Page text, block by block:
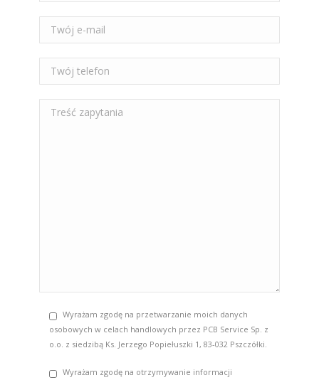
Wyrażam zgodę na przetwarzanie moich danych
osobowych w celach handlowych przez PCB Service Sp. z
o.o. z siedzibą Ks. Jerzego Popiełuszki 1, 83-032 Pszczółki.
Wyrażam zgodę na otrzymywanie informacji